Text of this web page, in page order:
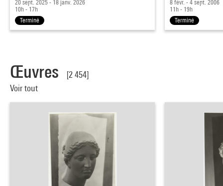
20 sept. 2025 - 18 janv. 2026
10h - 17h
Terminé
8 févr. - 4 sept. 2006
11h - 19h
Terminé
Œuvres
[2 454]
Voir tout